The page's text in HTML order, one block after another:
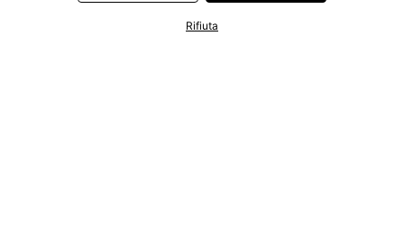
Information Technologies UK Limited. Ulteriori informazioni sul
Rifiuta